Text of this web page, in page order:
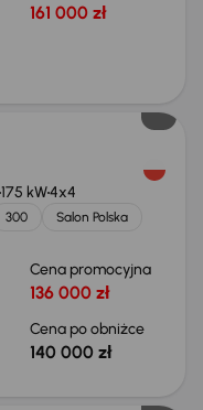
161 000 zł
175 kW4x4
300
Salon Polska
Cena promocyjna
136 000 zł
Cena po obniżce
140 000 zł